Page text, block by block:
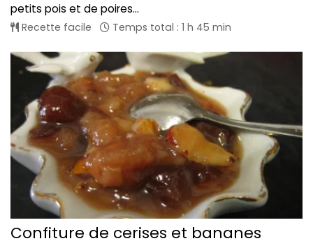
petits pois et de poires...
Recette facile Temps total : 1 h 45 min
Confiture de cerises et bananes